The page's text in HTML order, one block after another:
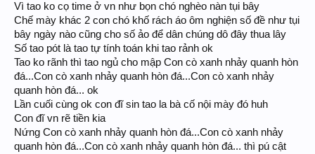
Vì tao ko cọ time ở vn như bọn chó nghèo nàn tụi bây
Chế mày khác 2 con chó khố rách áo ôm nghiện số đề như tụi
bây ngày nào cũng cho số ảo để dân chúng dô đây thua lây
Số tao pót là tao tự tính toán khi tao rảnh ok
Tao ko rãnh thì tao ngủ cho mập Con cò xanh nhảy quanh hòn
đá...Con cò xanh nhảy quanh hòn đá...Con cò xanh nhảy
quanh hòn đá... ok
Lần cuối cùng ok con đĩ sin tao la bà cố nội mày đó huh
Con đĩ vn rẽ tiền kia
Nứng Con cò xanh nhảy quanh hòn đá...Con cò xanh nhảy
quanh hòn đá...Con cò xanh nhảy quanh hòn đá... thì pú cật